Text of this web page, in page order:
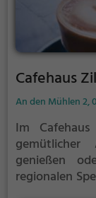
Cafehaus
An den Mühlen 2,
Im
genießen
regionalen